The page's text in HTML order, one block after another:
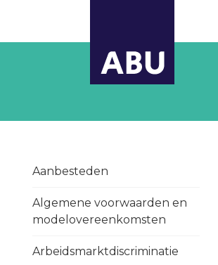
Aanbesteden
Algemene voorwaarden en
modelovereenkomsten
Arbeidsmarktdiscriminatie